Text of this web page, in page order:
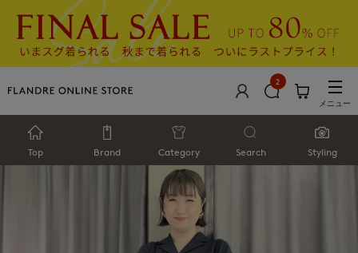
2
メニュー
Top Brand Category Search Styling